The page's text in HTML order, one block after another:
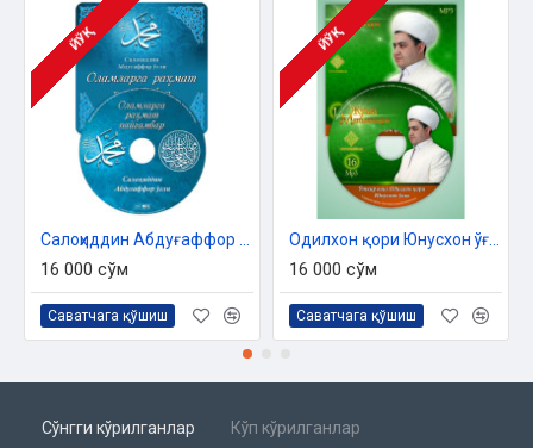
ЙЎҚ
16 000 сўм
Саватчага қўшиш
ЙЎҚ
16 000 сўм
Саватчага қўшиш
Сўнгги кўрилганлар Кўп кўрилганлар